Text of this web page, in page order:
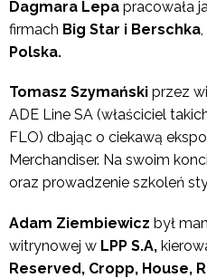
Dagmara Lepa pracowała
firmach Big Star i Berschka
Polska.
Tomasz Szymański przez
ADE Line SA (właściciel
FLO) dbając o ciekawą
Merchandiser. Na swoim
oraz prowadzenie szkoleń
Adam Ziembiewicz był
witrynowej w LPP S.A,
Reserved, Cropp, House,